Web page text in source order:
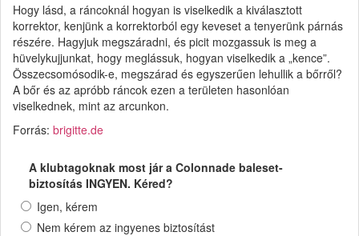
Hogy lásd, a ráncoknál hogyan is viselkedik a kiválasztott
korrektor, kenjünk a korrektorból egy keveset a tenyerünk párnás
részére. Hagyjuk megszáradni, és picit mozgassuk is meg a
hüvelykujjunkat, hogy meglássuk, hogyan viselkedik a „kence”.
Összecsomósodik-e, megszárad és egyszerűen lehullik a bőrről?
A bőr és az apróbb ráncok ezen a területen hasonlóan
viselkednek, mint az arcunkon.
Forrás: brigitte.de
A klubtagoknak most jár a Colonnade baleset-
biztosítás INGYEN. Kéred?
Igen, kérem
Nem kérem az ingyenes biztosítást